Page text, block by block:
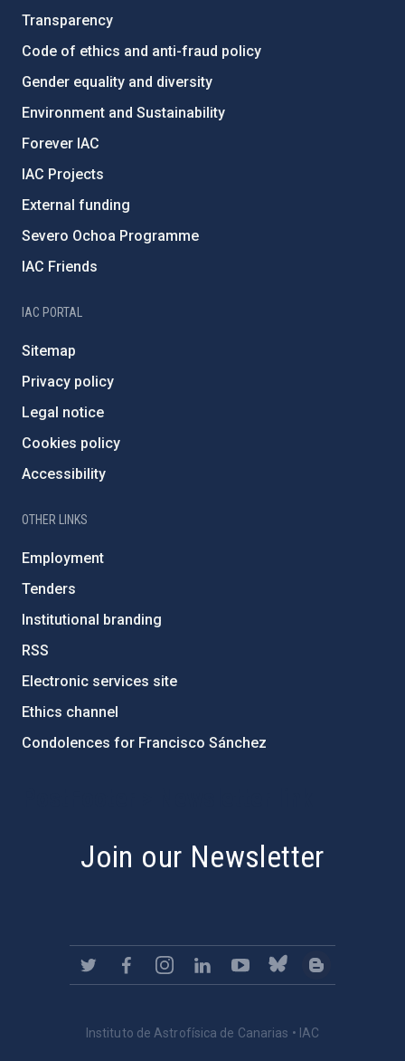
Transparency
Code of ethics and anti-fraud policy
Gender equality and diversity
Environment and Sustainability
Forever IAC
IAC Projects
External funding
Severo Ochoa Programme
IAC Friends
IAC PORTAL
Sitemap
Privacy policy
Legal notice
Cookies policy
Accessibility
OTHER LINKS
Employment
Tenders
Institutional branding
RSS
Electronic services site
Ethics channel
Condolences for Francisco Sánchez
Join our Newsletter
Instituto de Astrofísica de Canarias • IAC